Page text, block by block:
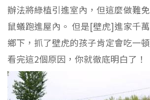
辦法將綠植引進室內，但這麼做難
鼠蟻跑進屋內。 但是[壁虎]進家千
鄉下，抓了壁虎的孩子肯定會吃一
看完這2個原因，你就徹底明白了！